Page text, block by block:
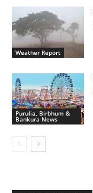
Weather Report
Purulia, Birbhum &
Bankura News